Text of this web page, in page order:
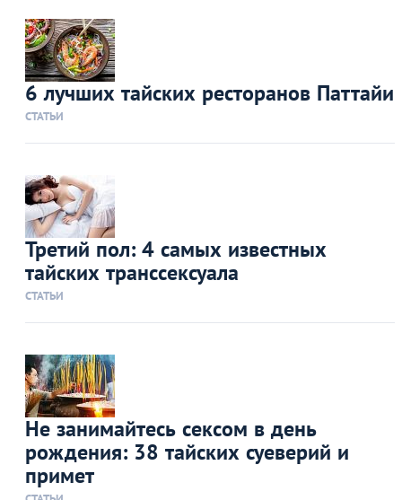
6 лучших тайских ресторанов Паттайи
СТАТЬИ
Третий пол: 4 самых известных
тайских транссексуала
СТАТЬИ
Не занимайтесь сексом в день
рождения: 38 тайских суеверий и
примет